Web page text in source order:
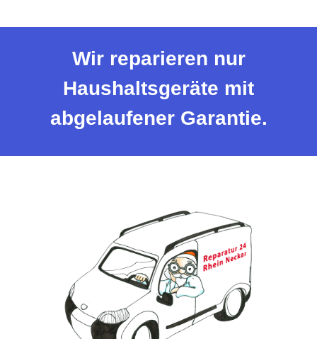
Wir reparieren nur
Haushaltsgeräte mit
abgelaufener Garantie.